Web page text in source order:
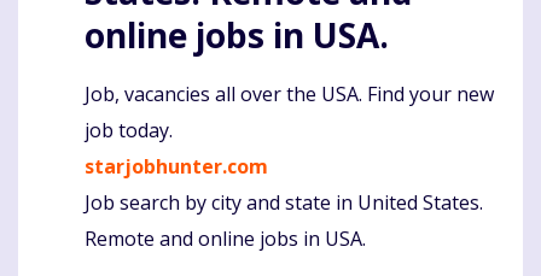
online jobs in USA.
Job, vacancies all over the USA. Find your new
job today.
starjobhunter.com
Job search by city and state in United States.
Remote and online jobs in USA.